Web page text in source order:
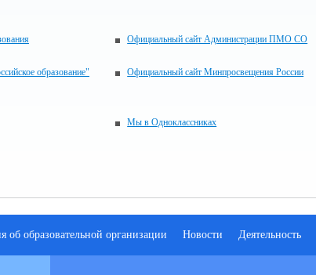
Официальный сайт Администрации ПМО СО
образование" Официальный сайт Минпросвещения России
Мы в Одноклассниках
об образовательной организации Новости Деятельность